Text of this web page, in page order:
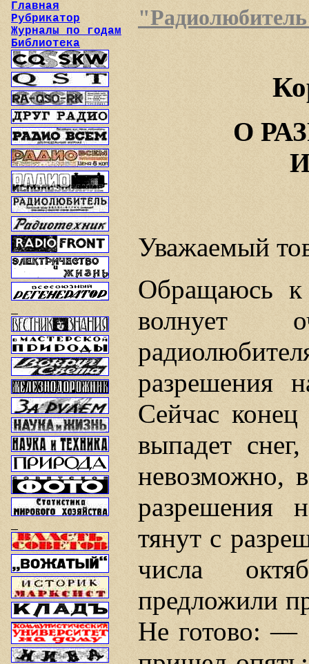
Главная
Рубрикатор
Журналы по годам
Библиотека
О
Уважаемый
Обращаюсь
волнует
разрешения
Сейчас
выпадет
невозможно,
разрешения
тянут с
числа
предложили
Не готово: —